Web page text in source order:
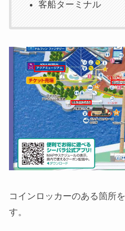
客船ターミナル
コインロッカーのある箇所を
す。